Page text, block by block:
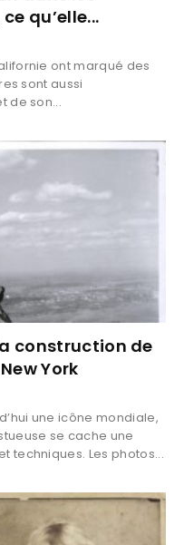
qu’elle...
ont marqué des
sont aussi
de son...
construction de
York
une icône mondiale,
se cache une
techniques. Les photos...